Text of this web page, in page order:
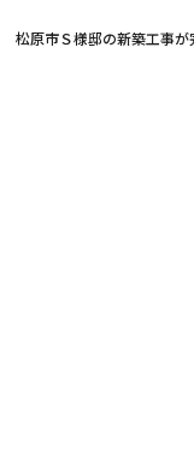
松原市Ｓ様邸の新築工事